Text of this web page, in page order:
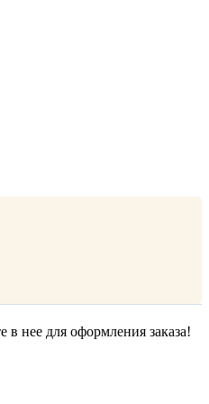
в нее для оформления заказа!